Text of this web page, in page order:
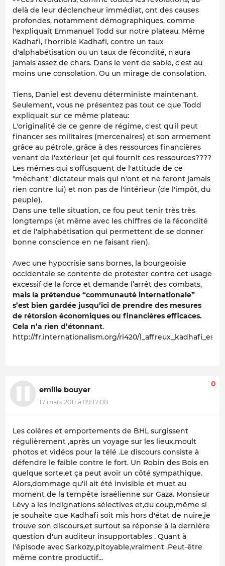
delà de leur déclencheur immédiat, ont des causes
profondes, notamment démographiques, comme
l'expliquait Emmanuel Todd sur notre plateau. Même
Kadhafi, l'horrible Kadhafi, contre un taux
d'alphabétisation ou un taux de fécondité, n'aura
jamais assez de chars. Dans le vent de sable, c'est au
moins une consolation. Ou un mirage de consolation.
Tiens, Daniel est devenu déterministe maintenant.
Seulement, vous ne présentez pas tout ce que Todd
expliquait sur ce même plateau:
L'originalité de ce genre de régime, c'est qu'il peut
financer ses militaires (mercenaires) et son armement
grâce au pétrole, grâce à des ressources financières
venant de l'extérieur (et qui fournit ces ressources????
Les mêmes qui s'offusquent de l'attitude de ce
"méchant" dictateur mais qui n'ont et ne feront jamais
rien contre lui) et non pas de l'intérieur (de l'impôt, du
peuple).
Dans une telle situation, ce fou peut tenir très très
longtemps (et même avec les chiffres de la fécondité
et de l'alphabétisation qui permettent de se donner
bonne conscience en ne faisant rien).
Avec une hypocrisie sans bornes, la bourgeoisie
occidentale se contente de protester contre cet usage
excessif de la force et demande l’arrêt des combats,
mais la prétendue “communauté internationale”
s’est bien gardée jusqu’ici de prendre des mesures
de rétorsion économiques ou financières efficaces.
Cela n’a rien d’étonnant.
http://fr.internationalism.org/ri420/
emilie bouyer
17 mars 2011 à 09:17:08
0
Les colères et emportements de BHL surgissent
régulièrement ,après un voyage sur les lieux,moult
photos et vidéos pour la télé .Le discours consiste à
défendre le faible contre le fort. Un Robin des Bois en
quelque sorte,et ça peut avoir un côté sympathique.
Alors,dommage qu'il ait été invisible et muet au
moment de la tempête israélienne sur Gaza. Monsieur
Lévy a les indignations sélectives et,du coup,même si
je souhaite que Kadhafi soit mis hors d'état de nuire,je
trouve son discours,et surtout sa réponse à la dernière
question d'un auditeur insupportables . Quant à
l'épisode avec Sarkozy,pitoyable,vraiment .Peut-être
même contre productif...